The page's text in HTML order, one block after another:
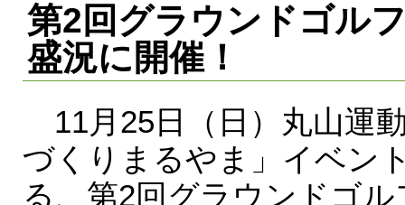
第2回グラウンドゴル
盛況に開催！
11月25日（日）丸山運
づくりまるやま」イベン
る、第2回グラウンドゴ